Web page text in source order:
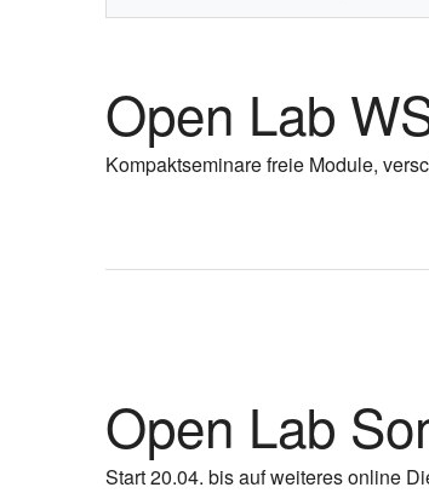
Open Lab
Kompaktseminare freie Module,
Open Lab
Start 20.04. bis auf weiteres online